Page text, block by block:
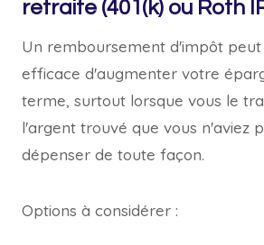
retraite (401(k) ou Roth
Un remboursement d'impôt
efficace d'augmenter votre
terme, surtout lorsque vous le
l'argent trouvé que vous n'aviez
dépenser de toute façon.
Options à considérer :